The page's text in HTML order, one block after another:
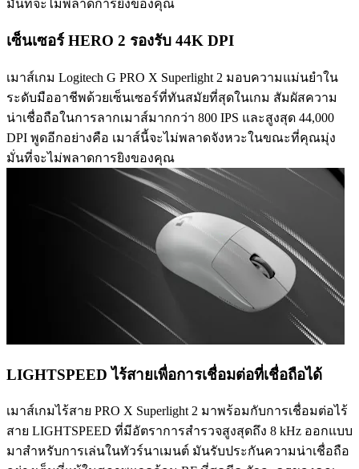
มั่นที่จะไม่พลาดการยิงของคุณ
เซ็นเซอร์ HERO 2 รองรับ 44K DPI
เมาส์เกม Logitech G PRO X Superlight 2 มอบความแม่นยำใน
ระดับมืออาชีพด้วยเซ็นเซอร์ที่ทันสมัยที่สุดในเกม สัมผัสความ
น่าเชื่อถือในการลากเมาส์มากกว่า 800 IPS และสูงสุด 44,000
DPI พูดอีกอย่างคือ เมาส์นี้จะไม่พลาดจังหวะในขณะที่คุณมุ่ง
มั่นที่จะไม่พลาดการยิงของคุณ
LIGHTSPEED ไร้สายเพื่อการเชื่อมต่อที่เชื่อถือได้
เมาส์เกมไร้สาย PRO X Superlight 2 มาพร้อมกับการเชื่อมต่อไร้
สาย LIGHTSPEED ที่มีอัตราการสำรวจสูงสุดถึง 8 kHz ออกแบบ
มาสำหรับการเล่นในทัวร์นาเมนต์ มันรับประกันความน่าเชื่อถือ